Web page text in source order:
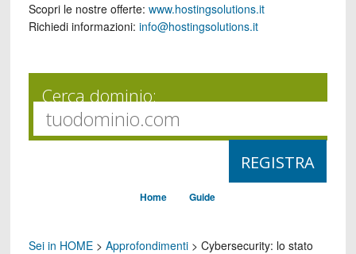
Scopri le nostre offerte: www.hostingsolutions.it
Richiedi informazioni: info@hostingsolutions.it
Cerca dominio:
Home Guide
Sei in HOME> Approfondimenti> Cybersecurity: lo stato